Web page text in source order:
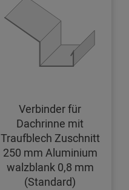
Verbinder für
Dachrinne mit
Traufblech Zuschnitt
250 mm Aluminium
walzblank 0,8 mm
(Standard)